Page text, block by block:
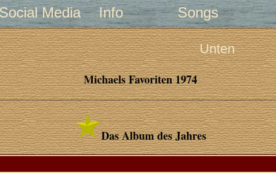
Media Info Songs
Unten
Michaels Favoriten 1974
Das Album des Jahres